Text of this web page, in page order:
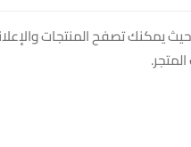
يمكنك تصفح المنتجات